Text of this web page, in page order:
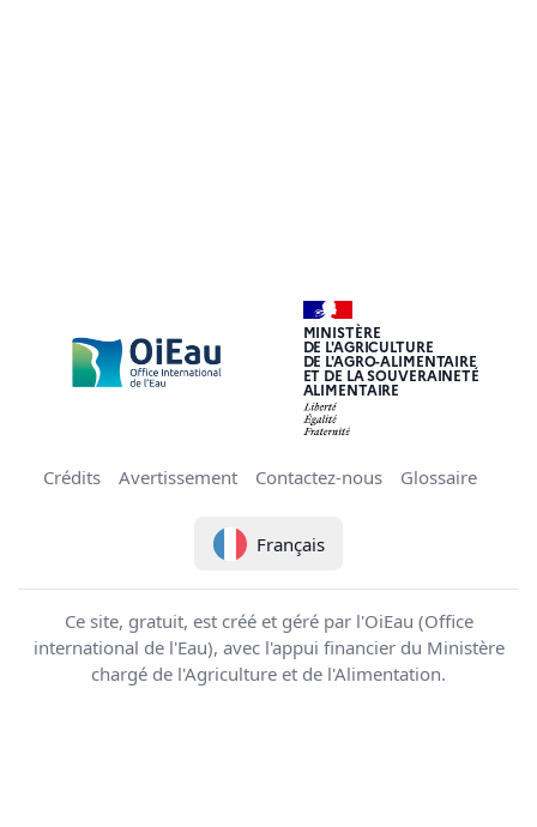
MINISTÈRE
DE L'AGRICULTURE
DE L'AGRO-ALIMENTAIRE
ET DE LA SOUVERAINETÉ
ALIMENTAIRE
Crédits Avertissement Contactez-nous Glossaire
Français
Ce site, gratuit, est créé et géré par l'OiEau (Office
international de l'Eau), avec l'appui financier du Ministère
chargé de l'Agriculture et de l'Alimentation.